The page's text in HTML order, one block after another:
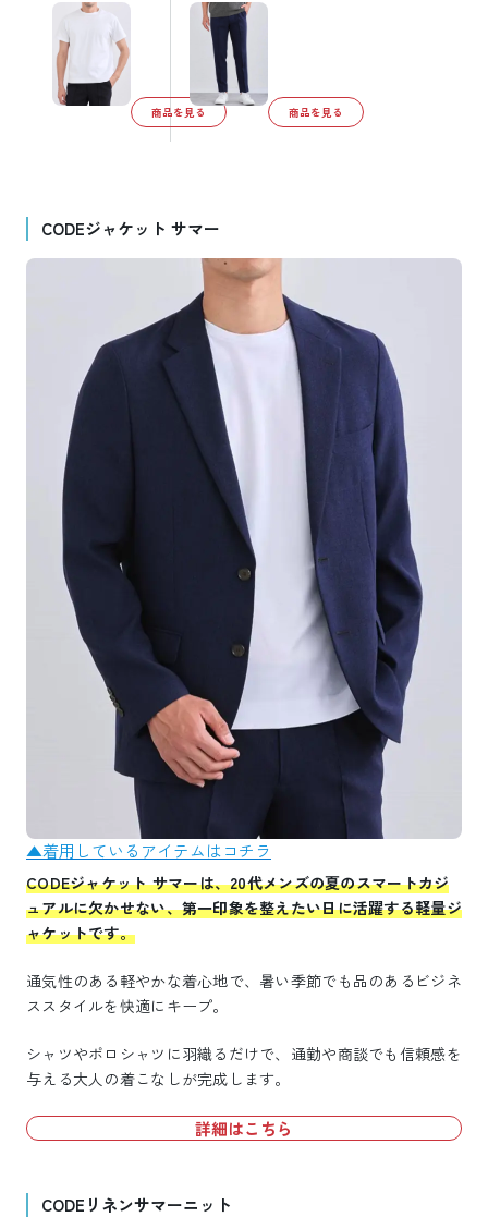
商品を見る 商品を見る
CODEジャケット サマー
▲着用しているアイテムはコチラ
CODEジャケット サマーは、20代メンズの夏のスマートカジ
ュアルに欠かせない、第一印象を整えたい日に活躍する軽量ジ
ャケットです。
通気性のある軽やかな着心地で、暑い季節でも品のあるビジネ
ススタイルを快適にキープ。
シャツやポロシャツに羽織るだけで、通勤や商談でも信頼感を
与える大人の着こなしが完成します。
詳細はこちら
CODEリネンサマーニット